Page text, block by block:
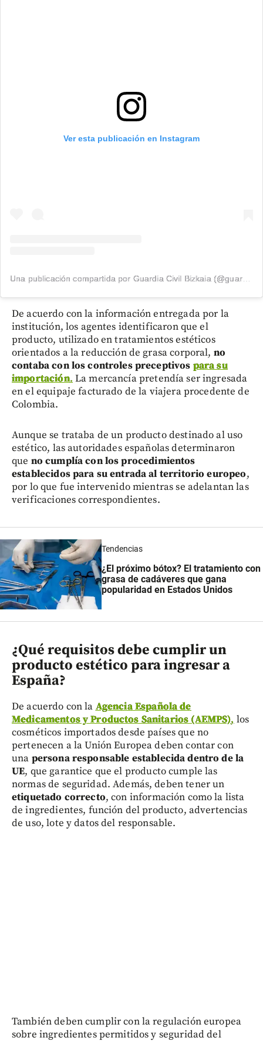
Ver esta publicación en Instagram
Una publicación compartida por Guardia Civil Bizkaia (@guardiacivilbizkaia)
De acuerdo con la información entregada por la
institución, los agentes identificaron que el
producto, utilizado en tratamientos estéticos
orientados a la reducción de grasa corporal, no
contaba con los controles preceptivos para su
importación. La mercancía pretendía ser ingresada
en el equipaje facturado de la viajera procedente de
Colombia.
Aunque se trataba de un producto destinado al uso
estético, las autoridades españolas determinaron
que no cumplía con los procedimientos
establecidos para su entrada al territorio europeo,
por lo que fue intervenido mientras se adelantan las
verificaciones correspondientes.
Tendencias
¿El próximo bótox? El tratamiento con
grasa de cadáveres que gana
popularidad en Estados Unidos
¿Qué requisitos debe cumplir un
producto estético para ingresar a
España?
De acuerdo con la Agencia Española de
Medicamentos y Productos Sanitarios (AEMPS), los
cosméticos importados desde países que no
pertenecen a la Unión Europea deben contar con
una persona responsable establecida dentro de la
UE, que garantice que el producto cumple las
normas de seguridad. Además, deben tener un
etiquetado correcto, con información como la lista
de ingredientes, función del producto, advertencias
de uso, lote y datos del responsable.
También deben cumplir con la regulación europea
sobre ingredientes permitidos y seguridad del